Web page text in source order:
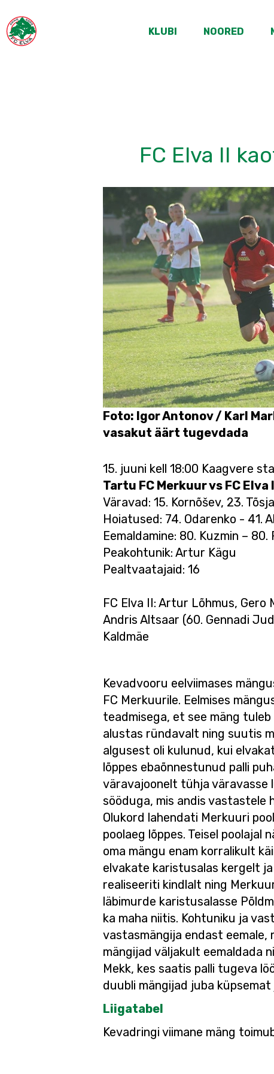
KLUBI NOORED
FC Elva II
Foto: Igor Antonov / Karl
vasakut äärt tugevdada
15. juuni kell 18:00 Kaagvere
Tartu FC Merkuur vs FC Elva
Väravad: 15. Kornõšev, 23.
Hoiatused: 74. Odarenko - 41.
Eemaldamine: 80. Kuzmin – 80.
Peakohtunik: Artur Kägu
Pealtvaatajaid: 16
FC Elva II: Artur Lõhmus, Gero
Andris Altsaar (60. Gennadi
Kaldmäe
Kevadvooru eelviimases
FC Merkuurile. Eelmises
teadmisega, et see mäng
alustas ründavalt ning suutis
algusest oli kulunud, kui
lõppes ebaõnnestunud palli
väravajoonelt tühja väravasse
sööduga, mis andis vastastele
Olukord lahendati Merkuuri
poolaeg lõppes. Teisel
oma mängu enam korralikult
elvakate karistusalas kergelt
realiseeriti kindlalt ning
läbimurde karistusalasse
ka maha niitis. Kohtuniku ja
vastasmängija endast eemale,
mängijad väljakult eemaldada
Mekk, kes saatis palli tugeva
duubli mängijad juba
Liigatabel
Kevadringi viimane mäng